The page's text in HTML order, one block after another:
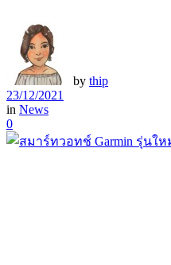
by thip
23/12/2021
in News
0